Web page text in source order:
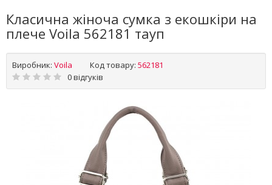
Класична жіноча сумка з екошкіри на
плече Voila 562181 тауп
Виробник: Voila Код товару: 562181
0 відгуків